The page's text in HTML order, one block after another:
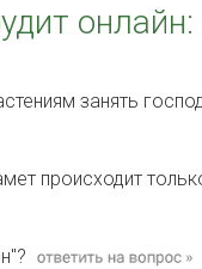
занять
происходит